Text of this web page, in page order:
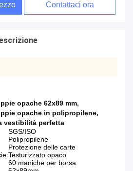
Contattaci ora
opache 62x89 mm,
opache in polipropilene,
vestibilità perfetta
SGS/ISO
Polipropilene
Protezione delle carte
Testurizzato opaco
60 maniche per borsa